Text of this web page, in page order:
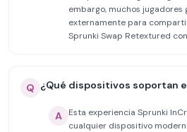
embargo, muchos jugadores
externamente para
Sprunki Swap Retextured
Q ¿Qué dispositivos soportan
A
Esta experiencia Sprunki
cualquier dispositivo